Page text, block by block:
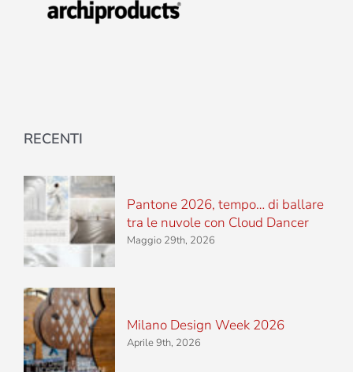
RECENTI
Pantone 2026, tempo… di ballare
tra le nuvole con Cloud Dancer
Maggio 29th, 2026
Milano Design Week 2026
Aprile 9th, 2026